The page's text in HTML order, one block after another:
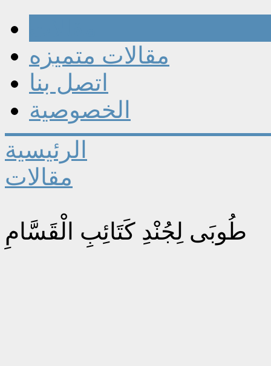
مقالات متميزه
اتصل بنا
الخصوصية
الرئيسية
مقالات
طُوبَى لِجُنْدِ كَتَائِبِ الْقَسَّامِ